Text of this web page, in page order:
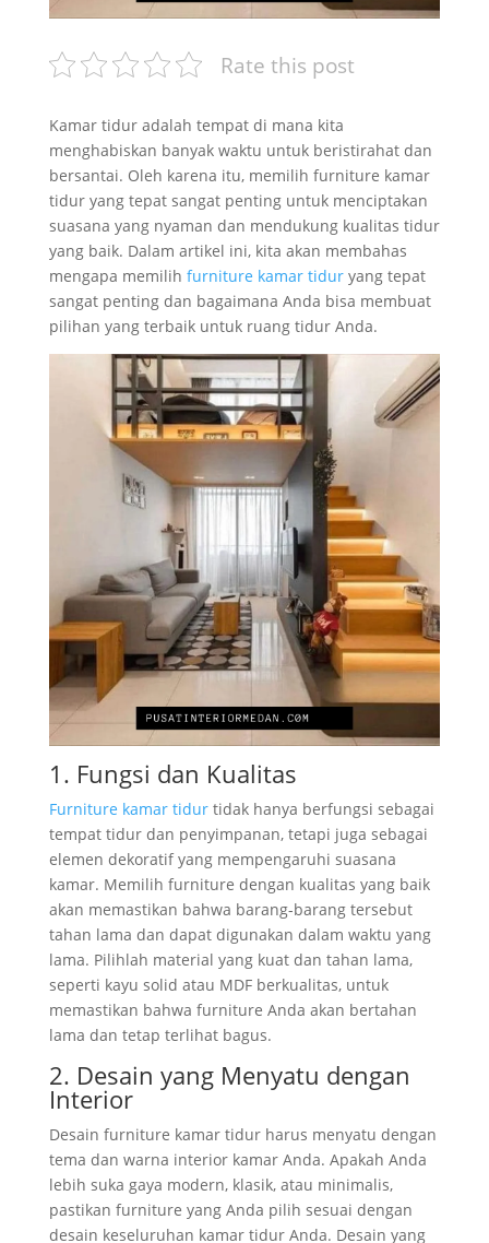
Rate this post
Kamar tidur adalah tempat di mana kita
menghabiskan banyak waktu untuk beristirahat dan
bersantai. Oleh karena itu, memilih furniture kamar
tidur yang tepat sangat penting untuk menciptakan
suasana yang nyaman dan mendukung kualitas tidur
yang baik. Dalam artikel ini, kita akan membahas
mengapa memilih furniture kamar tiduryang tepat
sangat penting dan bagaimana Anda bisa membuat
pilihan yang terbaik untuk ruang tidur Anda.
1. Fungsi dan Kualitas
Furniture kamar tidurtidak hanya berfungsi sebagai
tempat tidur dan penyimpanan, tetapi juga sebagai
elemen dekoratif yang mempengaruhi suasana
kamar. Memilih furniture dengan kualitas yang baik
akan memastikan bahwa barang-barang tersebut
tahan lama dan dapat digunakan dalam waktu yang
lama. Pilihlah material yang kuat dan tahan lama,
seperti kayu solid atau MDF berkualitas, untuk
memastikan bahwa furniture Anda akan bertahan
lama dan tetap terlihat bagus.
2. Desain yang Menyatu dengan
Interior
Desain furniture kamar tidur harus menyatu dengan
tema dan warna interior kamar Anda. Apakah Anda
lebih suka gaya modern, klasik, atau minimalis,
pastikan furniture yang Anda pilih sesuai dengan
desain keseluruhan kamar tidur Anda. Desain yang